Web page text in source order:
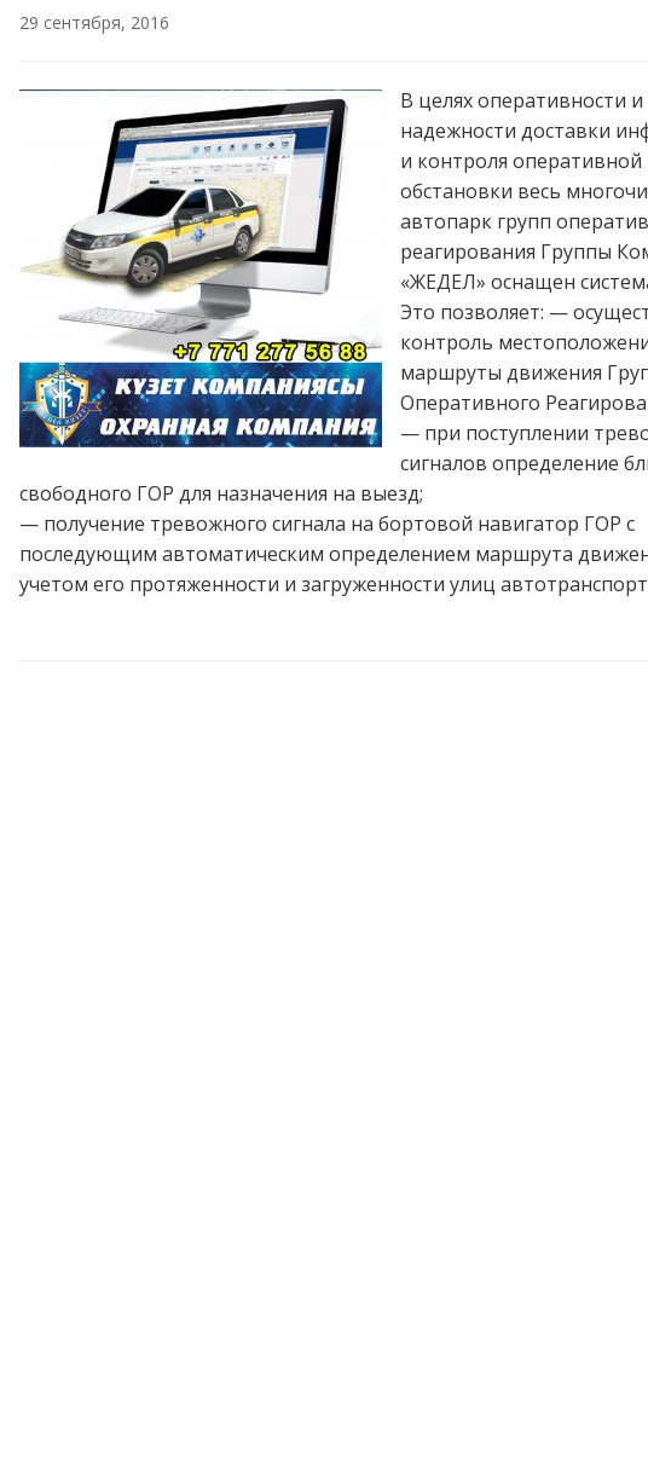
29 сентября, 2016
В целях оперативности и
надежности доставки
и контроля оперативной
обстановки весь
автопарк групп
реагирования Группы
«ЖЕДЕЛ» оснащен
Это позволяет: —
контроль
маршруты движения
Оперативного
— при поступлении
сигналов определение
свободного ГОР для назначения на выезд;
— получение тревожного сигнала на бортовой навигатор ГОР с
последующим автоматическим определением маршрута
учетом его протяженности и загруженности улиц